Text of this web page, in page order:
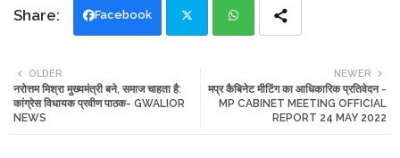
Facebook
tte ats
NEWER
मप्र कैबिनेट मीटिंग का आधिकारिक प्रतिवेदन -
MP CABINET MEETING OFFICIAL
REPORT 24 MAY 2022
OLDER
नरोत्तम मिश्रा मुख्यमंत्री बने, समाज चाहता है:
कांग्रेस विधायक प्रवीण पाठक- GWALIOR
NEWS